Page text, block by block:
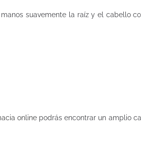
suavemente la raíz y el cabello
online podrás encontrar un amplio